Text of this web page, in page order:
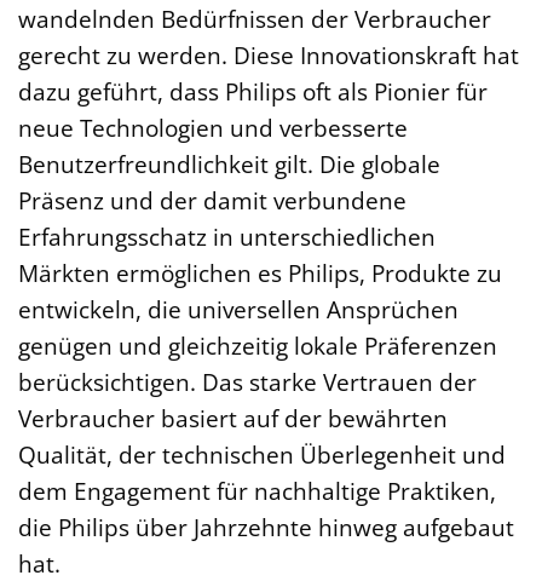
wandelnden Bedürfnissen der Verbraucher
gerecht zu werden. Diese Innovationskraft hat
dazu geführt, dass Philips oft als Pionier für
neue Technologien und verbesserte
Benutzerfreundlichkeit gilt. Die globale
Präsenz und der damit verbundene
Erfahrungsschatz in unterschiedlichen
Märkten ermöglichen es Philips, Produkte zu
entwickeln, die universellen Ansprüchen
genügen und gleichzeitig lokale Präferenzen
berücksichtigen. Das starke Vertrauen der
Verbraucher basiert auf der bewährten
Qualität, der technischen Überlegenheit und
dem Engagement für nachhaltige Praktiken,
die Philips über Jahrzehnte hinweg aufgebaut
hat.